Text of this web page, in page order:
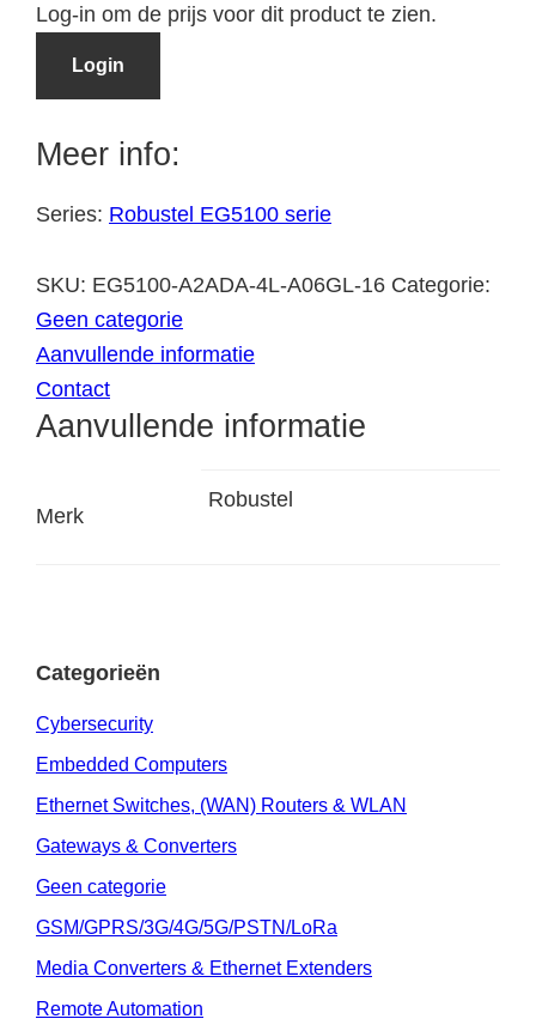
Log-in om de prijs voor dit product te zien.
Login
Meer info:
Series: Robustel EG5100 serie
SKU: EG5100-A2ADA-4L-A06GL-16 Categorie:
Geen categorie
Aanvullende informatie
Contact
Aanvullende informatie
Merk
Robustel
Categorieën
Cybersecurity
Embedded Computers
Ethernet Switches, (WAN) Routers & WLAN
Gateways & Converters
Geen categorie
GSM/GPRS/3G/4G/5G/PSTN/LoRa
Media Converters & Ethernet Extenders
Remote Automation